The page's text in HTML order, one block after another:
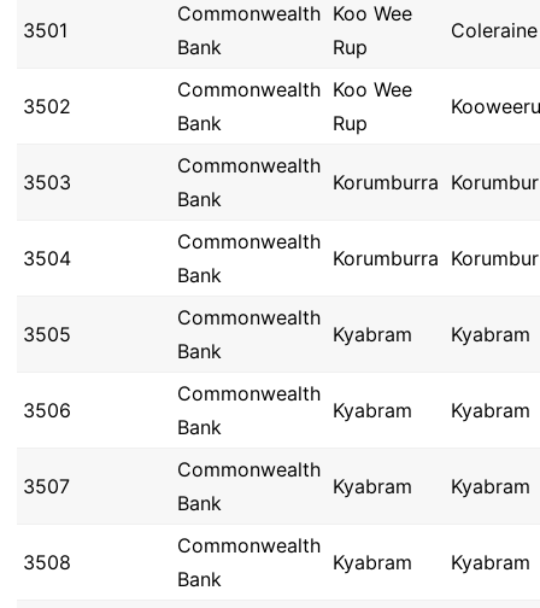
3501
Commonwealth
Bank
Koo Wee
Rup
Coleraine
3502
Commonwealth
Bank
Koo Wee
Rup
3503
Commonwealth
Bank
Korumburra
3504
Commonwealth
Bank
Korumburra
3505
Commonwealth
Bank
Kyabram Kyabram
3506
Commonwealth
Bank
Kyabram Kyabram
3507
Commonwealth
Bank
Kyabram Kyabram
3508
Commonwealth
Bank
Kyabram Kyabram